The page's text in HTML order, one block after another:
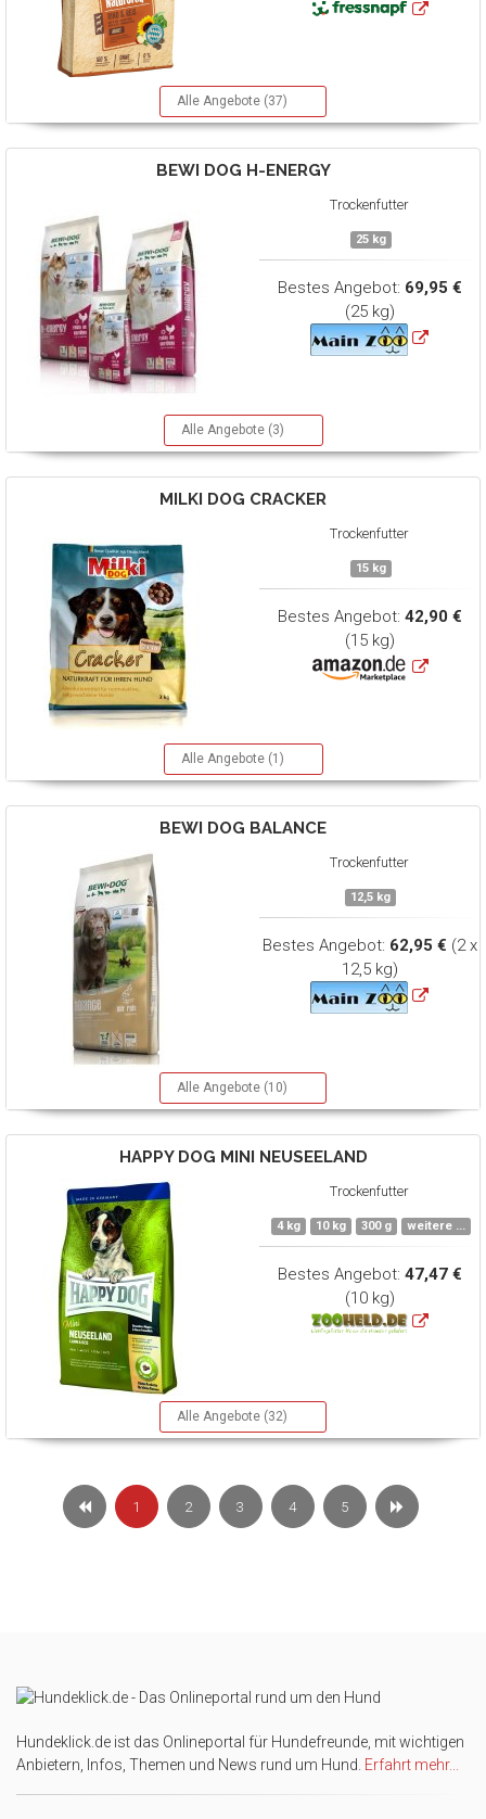
Alle Angebote (37)
BEWI DOG H-ENERGY
Trockenfutter
25 kg
Bestes Angebot: 69,95 €
(25 kg)
Alle Angebote (3)
MILKI DOG CRACKER
Trockenfutter
15 kg
Bestes Angebot: 42,90 €
(15 kg)
Alle Angebote (1)
BEWI DOG BALANCE
Trockenfutter
12,5 kg
Bestes Angebot: 62,95 € (2 x
12,5 kg)
Alle Angebote (10)
HAPPY DOG MINI NEUSEELAND
Trockenfutter
4 kg 10 kg 300 g weitere ...
Bestes Angebot: 47,47 €
(10 kg)
Alle Angebote (32)
1 2 3 4 5
Hundeklick.de ist das Onlineportal für Hundefreunde, mit wichtigen
Anbietern, Infos, Themen und News rund um Hund. Erfahrt mehr...